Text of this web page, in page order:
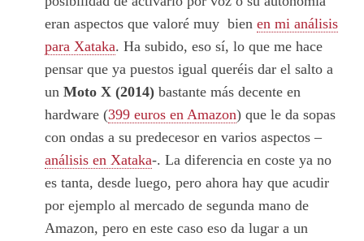
eran aspectos que valoré muy bien en mi análisis
para Xataka. Ha subido, eso sí, lo que me hace
pensar que ya puestos igual queréis dar el salto a
un Moto X (2014) bastante más decente en
hardware (399 euros en Amazon) que le da sopas
con ondas a su predecesor en varios aspectos –
análisis en Xataka-. La diferencia en coste ya no
es tanta, desde luego, pero ahora hay que acudir
por ejemplo al mercado de segunda mano de
Amazon, pero en este caso eso da lugar a un